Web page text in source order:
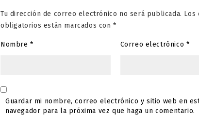
Tu dirección de correo electrónico no será publicada. Los
obligatorios están marcados con*
Nombre* Correo electrónico *
Guardar mi nombre, correo electrónico y sitio web en
navegador para la próxima vez que haga un comentario.